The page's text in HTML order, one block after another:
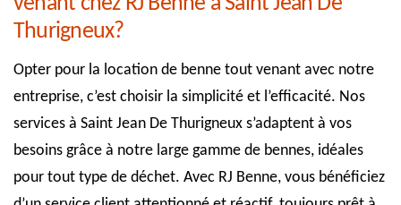
Thurigneux?
Opter pour la location de benne tout venant avec notre
entreprise, c’est choisir la simplicité et l’efficacité. Nos
services à Saint Jean De Thurigneux s’adaptent à vos
besoins grâce à notre large gamme de bennes, idéales
pour tout type de déchet. Avec RJ Benne, vous bénéficiez